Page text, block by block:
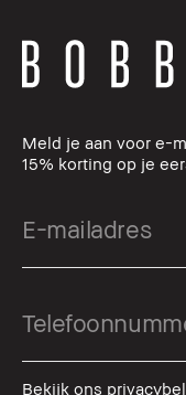
Meld je aan voor e-
15% korting op je
Bekijk ons